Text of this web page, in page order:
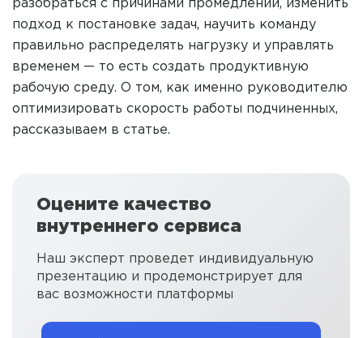
разобраться с причинами промедлений, изменить
подход к постановке задач, научить команду
правильно распределять нагрузку и управлять
временем — то есть создать продуктивную
рабочую среду. О том, как именно руководителю
оптимизировать скорость работы подчиненных,
рассказываем в статье.
Оцените качество
внутреннего сервиса
Наш эксперт проведет индивидуальную
презентацию и продемонстрирует для
вас возможности платформы